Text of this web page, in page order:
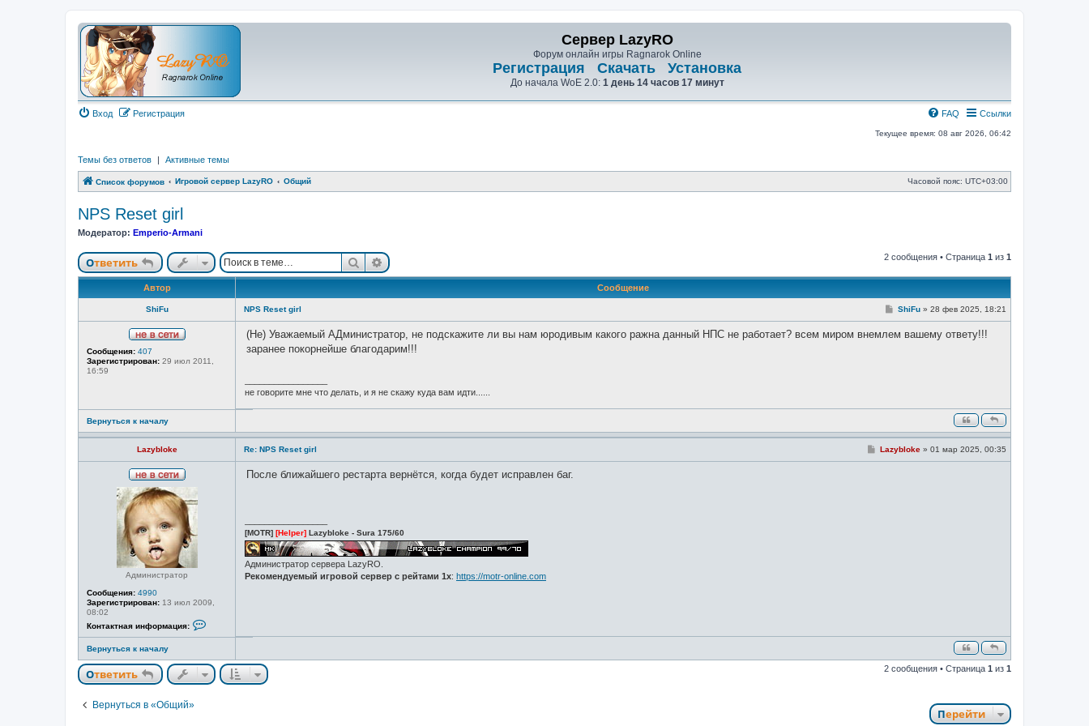
Сервер LazyRO
Форум онлайн игры Ragnarok Online
Регистрация Скачать Установка
До начала WoE 2.0: 1 день 14 часов 17 минут
Вход Регистрация Ссылки
FAQ
Текущее время: 08 авг 2026, 06:42
Темы без ответов | Активные темы
Список форумов Игровой сервер LazyRO Общий Часовой пояс: UTC+03:00
NPS Reset girl
Модератор: Emperio-Armani
Ответить ПоискРасширенный поиск 2 сообщения • Страница 1 из 1
Автор Сообщение
ShiFu
в
Сообщения: 407
Зарегистрирован: 29 июл 2011,
16:59
NPS Reset girl
С
б
ShiFu » 28 фев 2025, 18:21
(Не) Уважаемый АДминистратор, не подскажите ли вы нам юродивым какого ражна данный НПС не работает? всем миром внемлем вашему ответу!!!
заранее покорнейше благодарим!!!
не говорите мне что делать, и я не скажу куда вам идти......
Вернуться к началу
Lazybloke
в
с
е
т
и
Администратор
Сообщения: 4990
Зарегистрирован: 13 июл 2009,
08:02
Контактная информация:
н
а
к
т
Re: NPS Reset girl
СLazybloke » 01 мар 2025, 00:35
После ближайшего рестарта вернётся, когда будет исправлен баг.
[MOTR] [Helper] Lazybloke - Sura 175/60
Администратор сервера LazyRO.
Рекомендуемый игровой сервер с рейтами 1x: https://motr-online.com
Вернуться к началу
Ответить 2 сообщения • Страница 1 из 1
Вернуться в «Общий»
Перейти